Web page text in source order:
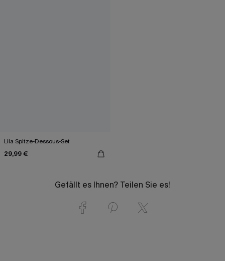
Lila Spitze-Dessous-Set
29,99 €
Gefällt es Ihnen? Teilen Sie es!